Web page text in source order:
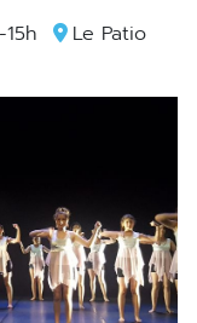
Le Patio